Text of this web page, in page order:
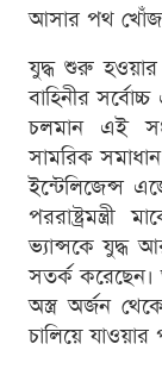
আসার পথ
যুদ্ধ শুরু হওয়ার
বাহিনীর
চলমান এই
সামরিক সমাধান
ইন্টেলিজেন্স
ভ্যান্সকে যুদ্ধ
সতর্ক করেছেন।
অস্ত্র অর্জন
চালিয়ে যাওয়ার